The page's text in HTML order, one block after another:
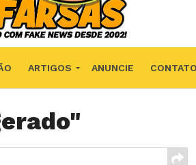
ARTIGOS ANUNCIE CONTATO